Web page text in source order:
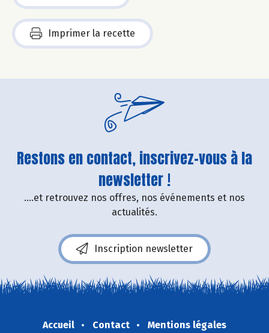
Imprimer la recette
Restons en contact, inscrivez-vous à la
newsletter !
....et retrouvez nos offres, nos événements et nos
actualités.
Inscription newsletter
Accueil Contact
Mentions légales